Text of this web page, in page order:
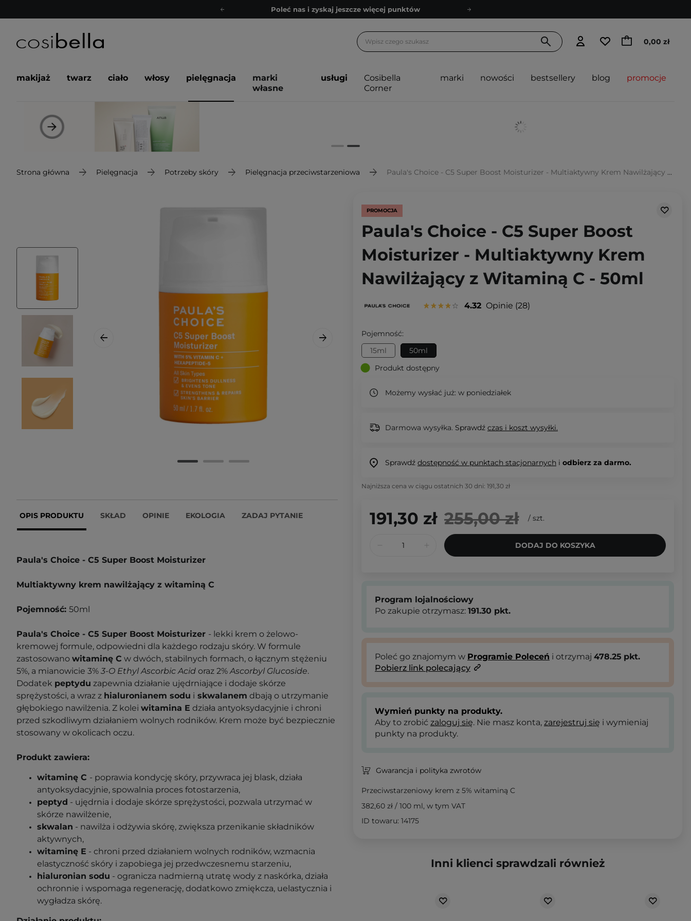
Poleć nas i zyskaj jeszcze więcej punktów
Bezpłatne konsultacje kosmetologiczne
Poleć nas i zyskaj jeszcze więcej punktów
0,00 zł
makijaż twarz ciało włosy pielęgnacja
marki
własne
usługi
Cosibella
Corner
marki nowości bestsellery blog promocje
Strona główna Pielęgnacja Potrzeby skóry Pielęgnacja przeciwstarzeniowa Paula's Choice - C5 Super Boost Moisturizer - Multiaktywny Krem Nawilżający z Witaminą C - 50ml
OPIS PRODUKTU SKŁAD OPINIE EKOLOGIA ZADAJ PYTANIE
Paula's Choice - C5 Super Boost Moisturizer
Multiaktywny krem nawilżający z witaminą C
Pojemność: 50ml
Paula's Choice - C5 Super Boost Moisturizer - lekki krem o żelowo-
kremowej formule, odpowiedni dla każdego rodzaju skóry. W formule
zastosowano witaminę C w dwóch, stabilnych formach, o łącznym stężeniu
5%, a mianowicie 3% 3-O Ethyl Ascorbic Acid oraz 2% Ascorbyl Glucoside.
Dodatek peptydu zapewnia działanie ujędrniające i dodaje skórze
sprężystości, a wraz z hialuronianem sodu i skwalanem dbają o utrzymanie
głębokiego nawilżenia. Z kolei witamina E działa antyoksydacyjnie i chroni
przed szkodliwym działaniem wolnych rodników. Krem może być bezpiecznie
stosowany w okolicach oczu.
Produkt zawiera:
witaminę C - poprawia kondycję skóry, przywraca jej blask, działa
antyoksydacyjnie, spowalnia proces fotostarzenia,
peptyd - ujędrnia i dodaje skórze sprężystości, pozwala utrzymać w
skórze nawilżenie,
skwalan - nawilża i odżywia skórę, zwiększa przenikanie składników
aktywnych,
witaminę E - chroni przed działaniem wolnych rodników, wzmacnia
elastyczność skóry i zapobiega jej przedwczesnemu starzeniu,
hialuronian sodu - ogranicza nadmierną utratę wody z naskórka, działa
ochronnie i wspomaga regenerację, dodatkowo zmiękcza, uelastycznia i
wygładza skórę.
PROMOCJA
Paula's Choice - C5 Super Boost
Moisturizer - Multiaktywny Krem
Nawilżający z Witaminą C - 50ml
4.32 Opinie 28
Pojemność:
15ml
50ml
Produkt dostępny
Możemy wysłać już: w poniedziałek
Darmowa wysyłka. Sprawdź czas i koszt wysyłki.
Sprawdź dostępność w punktach stacjonarnych i odbierz za darmo.
Najniższa cena w ciągu ostatnich 30 dni: 191,30 zł
191,30 zł 255,00 zł / szt.
DODAJ DO KOSZYKA
Program lojalnościowy
Po zakupie otrzymasz: 191.30 pkt.
Poleć go znajomym w Programie Poleceń i otrzymaj 478.25 pkt.
Pobierz link polecający
Wymień punkty na produkty.
Aby to zrobić zaloguj się. Nie masz konta, zarejestruj się i wymieniaj
punkty na produkty.
Gwarancja i polityka zwrotów
Przeciwstarzeniowy krem z 5% witaminą C
382,60 zł / 100 ml, w tym VAT
ID towaru: 14175
Inni klienci sprawdzali również